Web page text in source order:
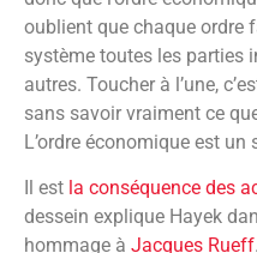
oublient que chaque ordre
système toutes les parties
autres. Toucher à l’une,
sans savoir vraiment ce
L’ordre économique est un
Il est la conséquence des
dessein explique Hayek
hommage à Jacques Rueff